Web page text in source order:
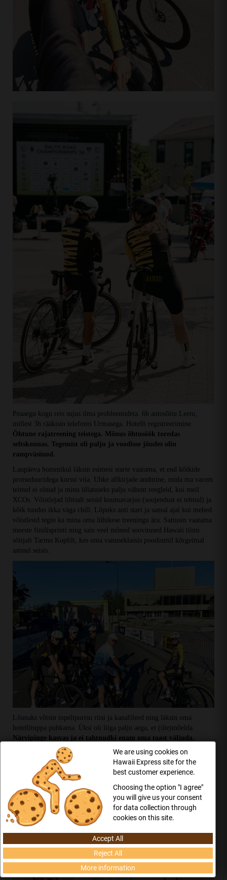
Peaaegu kogu reis sujus ilma probleemideta. 6h autosõitu Leetu,
millest 3h rääkisin telefonis Urmasega. Hotelli registreerimine.
Õhtune rajatreening teistega. Mõnus õhtusöök toredas
seltskonnas. Tegemist oli palju ja voodisse jõudes olin
rampväsinud.
Laupäeva hommikul läksin esimesi starte vaatama, et end kõikide
protseduuridega kurssi viia. Uhke allkirjade andmine, mida ma varem
teinud ei olnud ja minu üllatuseks palju vähem reegleid, kui meil
XCOs. Võistlejad lihtsalt seisid kuumavarjus (soojendust ei tehtud) ja
kõik tundus ikka väga chill. Lõpuks anti start ja samal ajal kui mehed
võistlesid tegin ka mina oma lühikese treeningu ära. Sattusin vaatama
meeste finišisprinti ning sain veel mõned soovitused Hawaii tiimi
sõitjalt Tarmo Koplilt, kes oma vanuseklassis poodiumil kõrgeimal
astmel seisis.
Lõunaks võtsin topeltportsu riisi ja kanafileed ning läksin oma
hotellituppa puhkama. Üksi oli liiga palju aega, et (üle)mõelda.
Närvipinge kasvas ja ei tahtnudki enam oma toast väljuda.
Õnneks meenus, et ma pole isegi võistlusnumbrit välja võtnud.
Jooksin täiskiirusel võistluskeskusesse, olemas, kõik sujus. Tagasi
hotelli kõndisin mõttega, et kõik läheb valesti, ma ei saa ju hakkama!
Et natuke mandrossi vähemaks saada
kirjutasin veel Rein
Taaramäele, et ikka profilt nõu küsida. Ta vastas väga tabavalt:
Kaotada pole midagi. Lihtsalt võta seda kui tugevat treeningut ja
proovi jälgida mida konkurendid teevad!
We are using cookies on
Hawaii Express site for the
best customer experience.
Choosing the option "I agree"
you will give us your consent
for data collection through
cookies on this site.
Accept All
Reject All
More information